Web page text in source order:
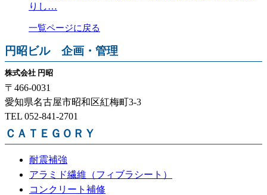
りし…
一覧ページに戻る
円昭ビル 企画・管理
株式会社 円昭
〒466-0031
愛知県名古屋市昭和区紅梅町3-3
TEL 052-841-2701
ＣＡＴＥＧＯＲＹ
耐震補強
アラミド繊維（フィブラシート）
コンクリート補修